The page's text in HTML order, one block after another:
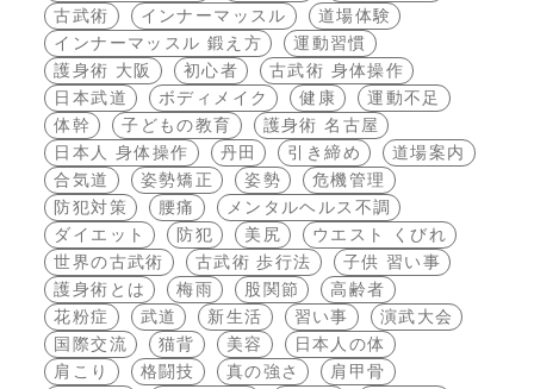
古武術
インナーマッスル
道場体験
インナーマッスル 鍛え方
運動習慣
護身術 大阪
初心者
古武術 身体操作
日本武道
ボディメイク 健康
運動不足
体幹
子どもの教育
護身術 名古屋
日本人 身体操作
丹田 引き締め
道場案内
合気道
姿勢矯正 姿勢
危機管理
防犯対策
腰痛
メンタルヘルス不調
ダイエット
防犯 美尻
ウエスト くびれ
世界の古武術
古武術 歩行法
子供 習い事
護身術とは
梅雨 股関節
高齢者
花粉症
武道 新生活 習い事
演武大会
国際交流
猫背 美容
日本人の体
肩こり
格闘技 真の強さ
肩甲骨